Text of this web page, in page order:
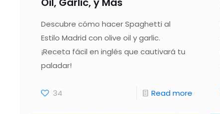
Descubre cómo hacer Spaghetti al
Estilo Madrid con olive oil y garlic.
¡Receta fácil en inglés que cautivará tu
paladar!
34 Read more